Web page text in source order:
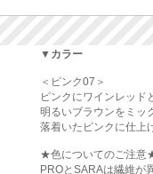
▼カラー
＜ピンク07＞
ピンクにワインレッド
明るいブラウンをミッ
落着いたピンクに仕上
★色についてのご注意
PROとSARAは繊維が